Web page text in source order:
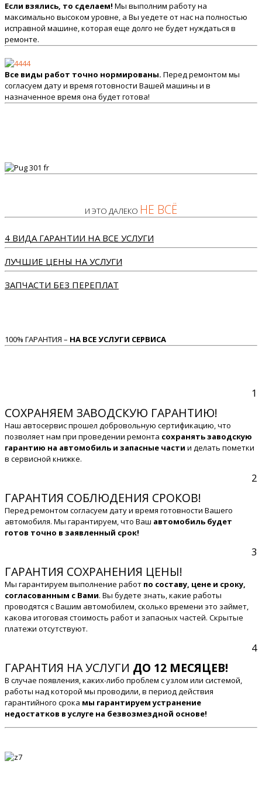
Если взялись, то сделаем! Мы выполним работу на
максимально высоком уровне, а Вы уедете от нас на полностью
исправной машине, которая еще долго не будет нуждаться в
ремонте.
Все виды работ точно нормированы. Перед ремонтом мы
согласуем дату и время готовности Вашей машины и в
назначенное время она будет готова!
И ЭТО ДАЛЕКО НЕ ВСЁ
4 ВИДА ГАРАНТИИ НА ВСЕ УСЛУГИ
ЛУЧШИЕ ЦЕНЫ НА УСЛУГИ
ЗАПЧАСТИ БЕЗ ПЕРЕПЛАТ
100% ГАРАНТИЯ – НА ВСЕ УСЛУГИ СЕРВИСА
1
СОХРАНЯЕМ ЗАВОДСКУЮ ГАРАНТИЮ!
Наш автосервис прошел добровольную сертификацию, что
позволяет нам при проведении ремонта сохранять заводскую
гарантию на автомобиль и запасные части и делать пометки
в сервисной книжке.
2
ГАРАНТИЯ СОБЛЮДЕНИЯ СРОКОВ!
Перед ремонтом согласуем дату и время готовности Вашего
автомобиля. Мы гарантируем, что Ваш автомобиль будет
готов точно в заявленный срок!
3
ГАРАНТИЯ СОХРАНЕНИЯ ЦЕНЫ!
Мы гарантируем выполнение работ по составу, цене и сроку,
согласованным с Вами. Вы будете знать, какие работы
проводятся с Вашим автомобилем, сколько времени это займет,
какова итоговая стоимость работ и запасных частей. Скрытые
платежи отсутствуют.
4
ГАРАНТИЯ НА УСЛУГИ ДО 12 МЕСЯЦЕВ!
В случае появления, каких-либо проблем с узлом или системой,
работы над которой мы проводили, в период действия
гарантийного срока мы гарантируем устранение
недостатков в услуге на безвозмездной основе!